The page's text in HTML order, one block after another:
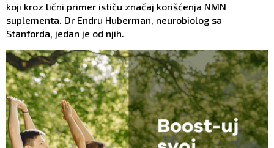
koji kroz lični primer ističu značaj korišćenja NMN
suplementa. Dr Endru Huberman, neurobiolog sa
Stanforda, jedan je od njih.